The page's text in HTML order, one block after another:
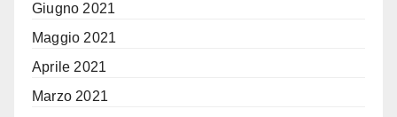
Giugno 2021
Maggio 2021
Aprile 2021
Marzo 2021